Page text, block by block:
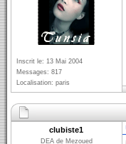
Inscrit le: 13 Mai 2004
Messages: 817
Localisation: paris
clubiste1
DEA de Mezoued